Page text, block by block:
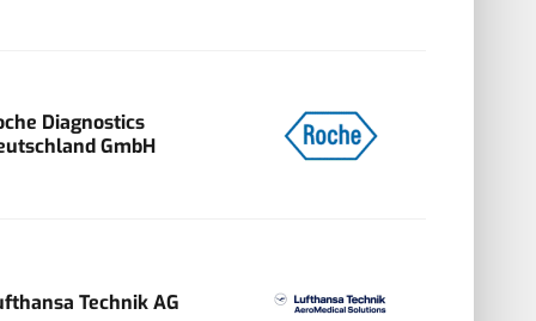
Diagnostics
GmbH
Technik AG